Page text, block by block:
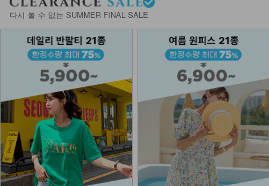
다시 볼 수 없는 SUMMER FINAL SALE